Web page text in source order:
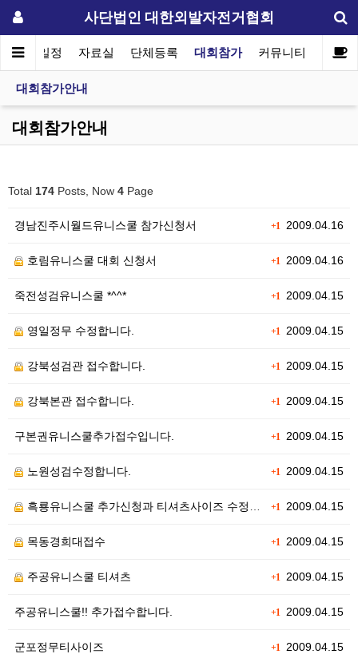
사단법인 대한외발자전거협회
협회일정 자료실 단체등록 대회참가 커뮤니티
대회참가안내
대회참가안내
Total 174 Posts, Now 4 Page
+1 2009.04.16
경남진주시월드유니스쿨 참가신청서
+1 2009.04.16
호림유니스쿨 대회 신청서
+1 2009.04.15
죽전성검유니스쿨 *^^*
+1 2009.04.15
영일정무 수정합니다.
+1 2009.04.15
강북성검관 접수합니다.
+1 2009.04.15
강북본관 접수합니다.
+1 2009.04.15
구본권유니스쿨추가접수입니다.
+1 2009.04.15
노원성검수정합니다.
+1 2009.04.15
흑룡유니스쿨 추가신청과 티셔츠사이즈 수정입니다.
+1 2009.04.15
목동경희대접수
+1 2009.04.15
주공유니스쿨 티셔츠
+1 2009.04.15
주공유니스쿨!! 추가접수합니다.
+1 2009.04.15
군포정무티사이즈